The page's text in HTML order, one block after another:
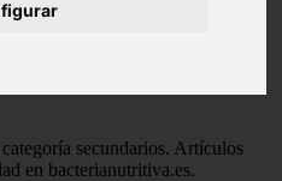
secundarios. Artículos
en bacterianutritiva.es.